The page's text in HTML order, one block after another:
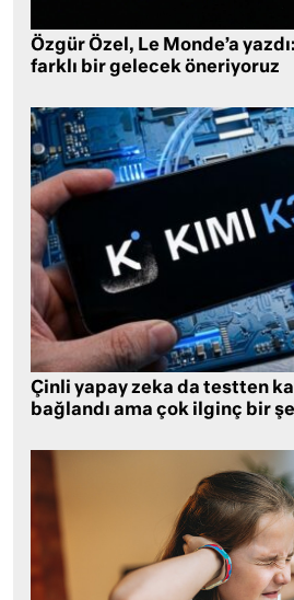
Özgür Özel, Le Monde’a
farklı bir gelecek öneriyoruz
Çinli yapay zeka da testten
bağlandı ama çok ilginç bir